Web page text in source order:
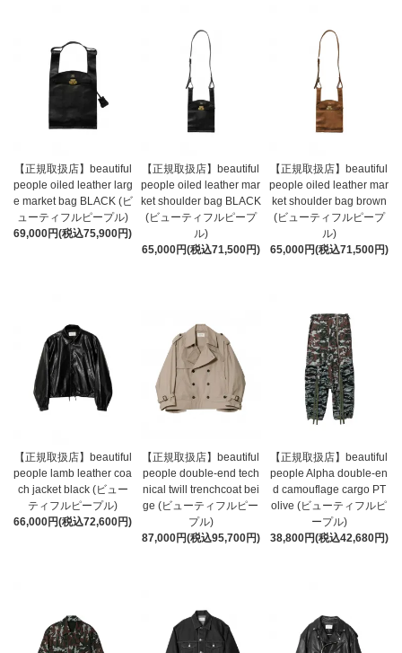
【正規取扱店】beautiful
people oiled leather larg
e market bag BLACK (ビ
ューティフルピープル)
69,000円(税込75,900円)
【正規取扱店】beautiful
people oiled leather mar
ket shoulder bag BLACK
(ビューティフルピープ
ル)
65,000円(税込71,500円)
【正規取扱店】beautiful
people oiled leather mar
ket shoulder bag brown
(ビューティフルピープ
ル)
65,000円(税込71,500円)
【正規取扱店】beautiful
people lamb leather coa
ch jacket black (ビュー
ティフルピープル)
66,000円(税込72,600円)
【正規取扱店】beautiful
people double-end tech
nical twill trenchcoat bei
ge (ビューティフルピー
プル)
87,000円(税込95,700円)
【正規取扱店】beautiful
people Alpha double-en
d camouflage cargo PT
olive (ビューティフルピ
ープル)
38,800円(税込42,680円)